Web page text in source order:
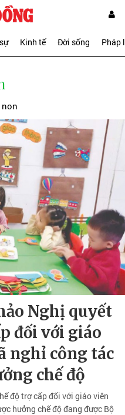
Kinh tế Đời sống Pháp
Nghị quyết
đối với giáo
nghỉ công tác
chế độ
độ trợ cấp đối với giáo viên
hưởng chế độ đang được Bộ